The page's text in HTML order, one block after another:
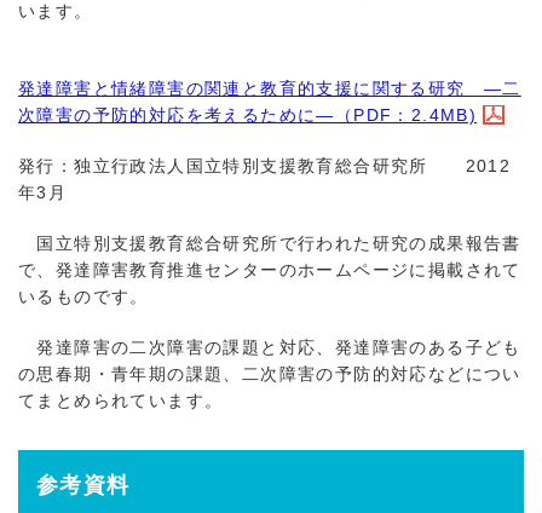
います。
発達障害と情緒障害の関連と教育的支援に関する研究 ―二
次障害の予防的対応を考えるために―（PDF：2.4MB)
発行：独立行政法人国立特別支援教育総合研究所 2012
年3月
国立特別支援教育総合研究所で行われた研究の成果報告書
で、発達障害教育推進センターのホームページに掲載されて
いるものです。
発達障害の二次障害の課題と対応、発達障害のある子ども
の思春期・青年期の課題、二次障害の予防的対応などについ
てまとめられています。
参考資料